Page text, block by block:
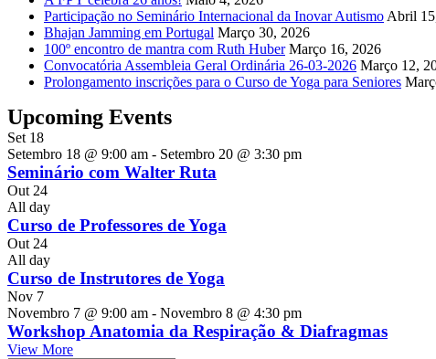
Participação no Seminário Internacional da Inovar Autismo Abril
Bhajan Jamming em Portugal Março 30, 2026
100º encontro de mantra com Ruth Huber Março 16, 2026
Convocatória Assembleia Geral Ordinária 26-03-2026 Março 12,
Prolongamento inscrições para o Curso de Yoga para Seniores
Upcoming Events
Set 18
Setembro 18 @ 9:00 am - Setembro 20 @ 3:30 pm
Seminário com Walter Ruta
Out 24
All day
Curso de Professores de Yoga
Out 24
All day
Curso de Instrutores de Yoga
Nov 7
Novembro 7 @ 9:00 am - Novembro 8 @ 4:30 pm
Workshop Anatomia da Respiração & Diafragmas
View More